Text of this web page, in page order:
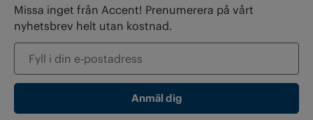
Missa inget från Accent! Prenumerera på vårt
nyhetsbrev helt utan kostnad.